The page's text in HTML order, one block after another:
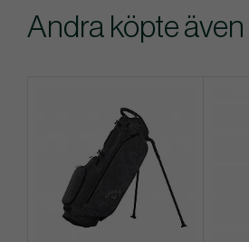
Andra köpte även